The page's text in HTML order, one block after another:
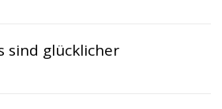
sind glücklicher